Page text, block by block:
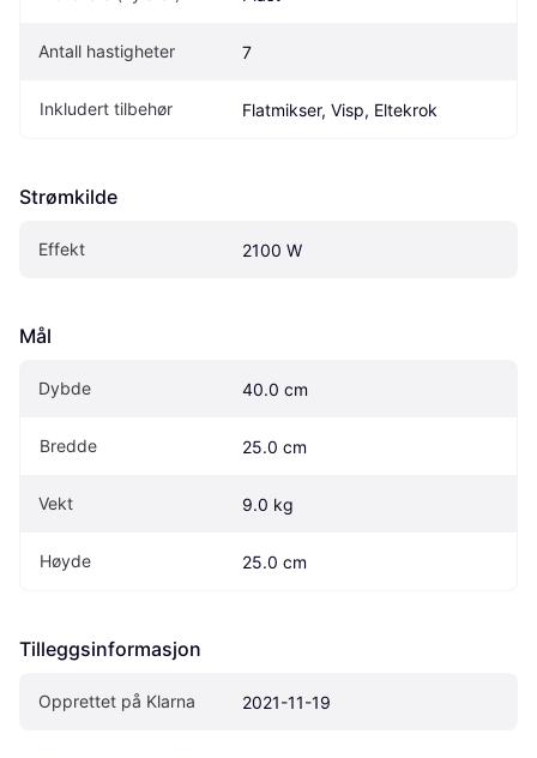
Antall hastigheter 7
Inkludert tilbehør Flatmikser, Visp, Eltekrok
Strømkilde
Effekt 2100 W
Mål
Dybde 40.0 cm
Bredde 25.0 cm
Vekt 9.0 kg
Høyde 25.0 cm
Tilleggsinformasjon
Opprettet på Klarna 2021-11-19